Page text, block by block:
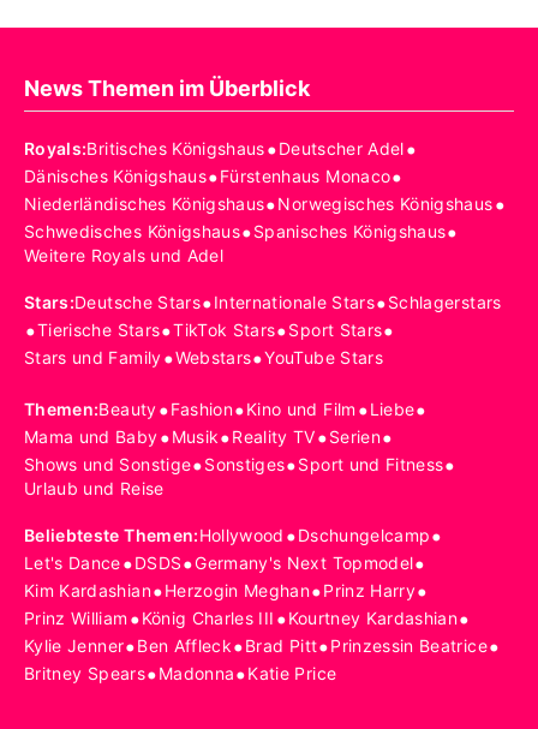
News Themen im Überblick
Royals:Britisches Königshaus•Deutscher Adel•
Dänisches Königshaus•Fürstenhaus Monaco•
Niederländisches Königshaus•Norwegisches Königshaus•
Schwedisches Königshaus•Spanisches Königshaus•
Weitere Royals und Adel
Stars:Deutsche Stars•Internationale Stars•Schlagerstars
•Tierische Stars•TikTok Stars•Sport Stars•
Stars und Family•Webstars•YouTube Stars
Themen:Beauty•Fashion•Kino und Film •Liebe•
Mama und Baby•Musik•Reality TV•Serien•
Shows und Sonstige•Sonstiges•Sport und Fitness•
Urlaub und Reise
Beliebteste Themen:Hollywood •Dschungelcamp•
Let's Dance•DSDS•Germany's Next Topmodel•
Kim Kardashian•Herzogin Meghan•Prinz Harry•
Prinz William •König Charles III •Kourtney Kardashian•
Kylie Jenner•Ben Affleck•Brad Pitt•Prinzessin Beatrice•
Britney Spears•Madonna•Katie Price